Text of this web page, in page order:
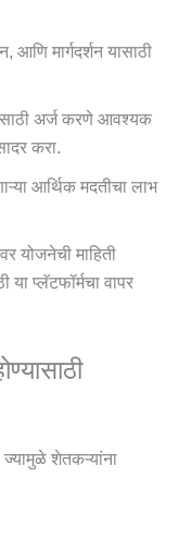
मार्गदर्शन यासाठी
अर्ज करणे आवश्यक
करा.
आर्थिक मदतीचा लाभ
योजनेची माहिती
प्लॅटफॉर्मचा वापर
शेतकऱ्यांना